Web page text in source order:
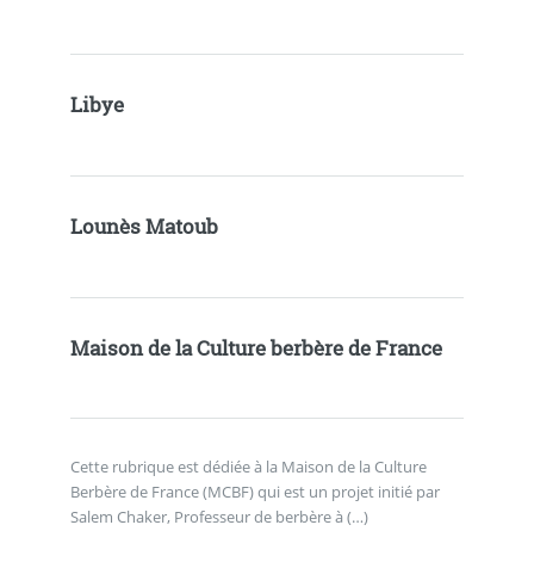
Libye
Lounès Matoub
Maison de la Culture berbère de France
Cette rubrique est dédiée à la Maison de la Culture
Berbère de France (MCBF) qui est un projet initié par
Salem Chaker, Professeur de berbère à (…)